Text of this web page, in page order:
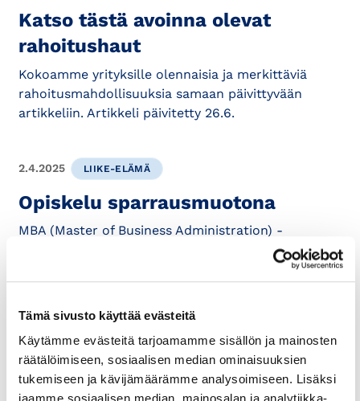
Tämä sivusto käyttää evästeitä
Käytämme evästeitä tarjoamamme sisällön ja mainosten
räätälöimiseen, sosiaalisen median ominaisuuksien
tukemiseen ja kävijämäärämme analysoimiseen. Lisäksi
Katso tästä avoinna olevat
rahoitushaut
Kokoamme yrityksille olennaisia ja merkittäviä
rahoitusmahdollisuuksia samaan päivittyvään
artikkeliin. Artikkeli päivitetty 26.6.
2.4.2025 LIIKE-ELÄMÄ
Opiskelu sparrausmuotona
MBA (Master of Business Administration) -
opinnoissa olen pysähtynyt tarkastelemaan itseäni
johtajana – millainen olen, miten teen päätöksiä...
YHTEISTYÖ
Kaipaatko kasvuneuvoja? Hae
mukaan KasvuOpenin